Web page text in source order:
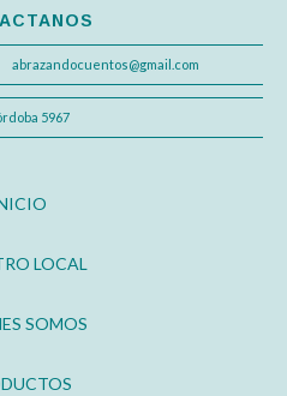
abrazandocuentos@gmail.com
5967
LOCAL
SOMOS